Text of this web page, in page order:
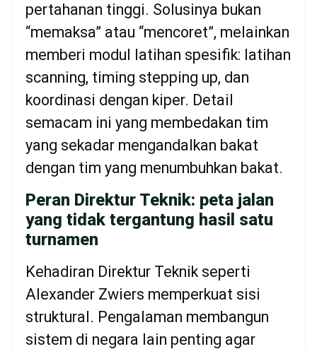
pertahanan tinggi. Solusinya bukan
“memaksa” atau “mencoret”, melainkan
memberi modul latihan spesifik: latihan
scanning, timing stepping up, dan
koordinasi dengan kiper. Detail
semacam ini yang membedakan tim
yang sekadar mengandalkan bakat
dengan tim yang menumbuhkan bakat.
Peran Direktur Teknik: peta jalan
yang tidak tergantung hasil satu
turnamen
Kehadiran Direktur Teknik seperti
Alexander Zwiers memperkuat sisi
struktural. Pengalaman membangun
sistem di negara lain penting agar